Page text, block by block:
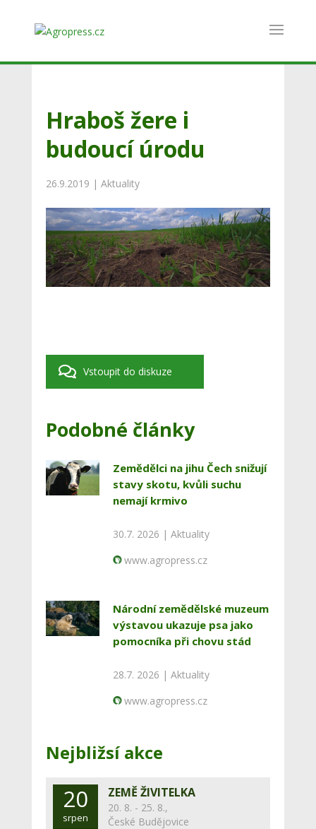
Hraboš žere i
budoucí úrodu
26.9.2019 | Aktuality
Vstoupit do diskuze
Podobné články
Zemědělci na jihu Čech snižují
stavy skotu, kvůli suchu
nemají krmivo
30.7. 2026 | Aktuality
www.agropress.cz
Národní zemědělské muzeum
výstavou ukazuje psa jako
pomocníka při chovu stád
28.7. 2026 | Aktuality
www.agropress.cz
Nejbližsí akce
20
srpen
ZEMĚ ŽIVITELKA
20. 8. - 25. 8.,
České Budějovice